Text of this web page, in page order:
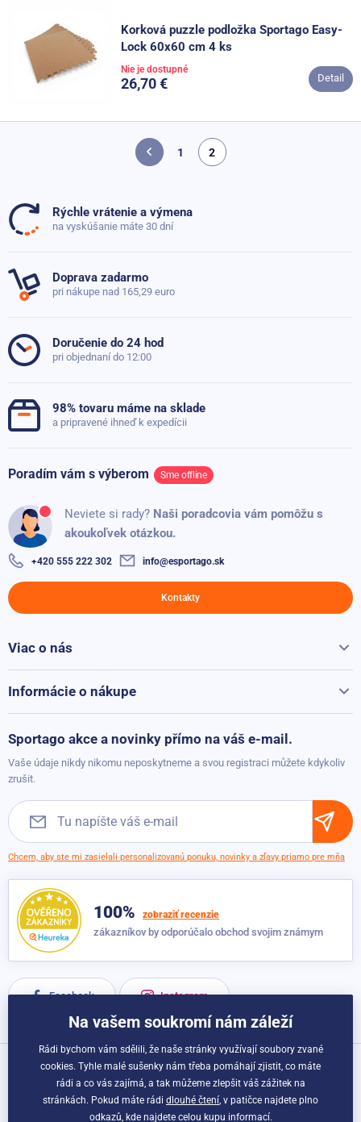
Korková puzzle podložka Sportago Easy-
Lock 60x60 cm 4 ks
26,70 €
Nie je dostupné
Detail
1 2
Rýchle vrátenie a výmena
na vyskúšanie máte 30 dní
Doprava zadarmo
pri nákupe nad 165,29 euro
Doručenie do 24 hod
pri objednaní do 12:00
98% tovaru máme na sklade
a pripravené ihneď k expedícii
Poradím vám s výberom Sme offline
Neviete si rady? Naši poradcovia vám pomôžu s
akoukoľvek otázkou.
+420 555 222 302 info@esportago.sk
Kontakty
Viac o nás
Kontakty
Informácie o nákupe
Možnosti platby
Obchodné podmienky
Sportago akce a novinky přímo na váš e-mail.
Vaše údaje nikdy nikomu neposkytneme a svou registraci můžete kdykoliv
zrušit.
Chcem, aby ste mi zasielali personalizovanú ponuku, novinky a zľavy priamo pre mňa
100% zobraziť recenzie
zákazníkov by odporúčalo obchod svojim známym
Facebook Instagram
Možnosti dopravy a platby:
Na vašem soukromí nám záleží
Rádi bychom vám sdělili, že naše stránky využívají soubory zvané
cookies. Tyhle malé sušenky nám třeba pomáhají zjistit, co máte
rádi a co vás zajímá, a tak můžeme zlepšit váš zážitek na
stránkách. Pokud máte rádi dlouhé čtení, v patičce najdete plno
odkazů, kde najdete celou kupu informací.